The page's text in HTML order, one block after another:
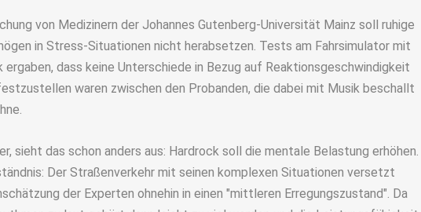
von Medizinern der Johannes Gutenberg-Universität Mainz soll ruhige
in Stress-Situationen nicht herabsetzen. Tests am Fahrsimulator mit
ergaben, dass keine Unterschiede in Bezug auf Reaktionsgeschwindigkeit
waren zwischen den Probanden, die dabei mit Musik beschallt
sieht das schon anders aus: Hardrock soll die mentale Belastung erhöhen.
Der Straßenverkehr mit seinen komplexen Situationen versetzt
der Experten ohnehin in einen "mittleren Erregungszustand". Da